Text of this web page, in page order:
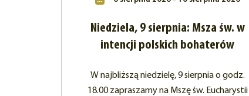
Niedziela, 9 sierpnia: Msza św. w
intencji polskich bohaterów
W najbliższą niedzielę, 9 sierpnia o godz.
18.00 zapraszamy na Mszę św. Eucharystii